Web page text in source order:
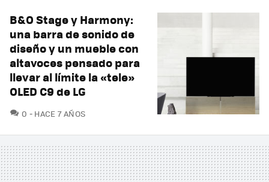
B&O Stage y Harmony:
una barra de sonido de
diseño y un mueble con
altavoces pensado para
llevar al límite la «tele»
OLED C9 de LG
0 COMENTARIOS
HACE 7 AÑOS